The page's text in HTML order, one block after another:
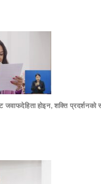
जवाफदेहिता होइन, शक्ति